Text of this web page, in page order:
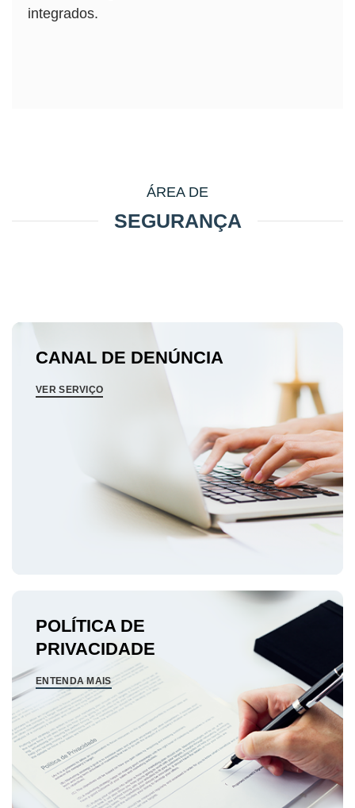
integrados.
ÁREA DE
SEGURANÇA
CANAL DE DENÚNCIA
VER SERVIÇO
POLÍTICA DE
PRIVACIDADE
ENTENDA MAIS